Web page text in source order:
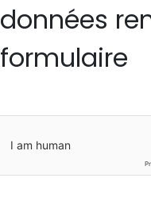
données
formulaire